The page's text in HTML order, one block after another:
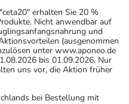
erhalten Sie 20 %
Nicht anwendbar auf
und
(ausgenommen
unter www.aponeo.de
bis 01.09.2026. Nur
uns vor, die Aktion früher
bei Bestellung mit